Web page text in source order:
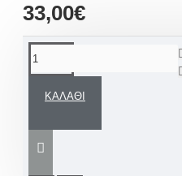
33,00€
ΚΑΛΆΘΙ
Χειροποίητα